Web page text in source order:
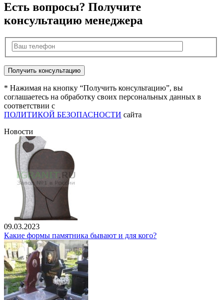
Есть вопросы? Получите
консультацию менеджера
* Нажимая на кнопку “Получить консультацию”, вы
соглашаетесь на обработку своих персональных данных в
соответствии с
ПОЛИТИКОЙ БЕЗОПАСНОСТИ сайта
Новости
09.03.2023
Какие формы памятника бывают и для кого?